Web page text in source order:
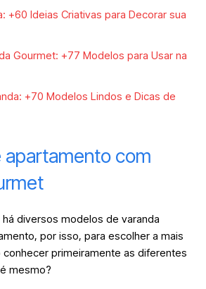
+60 Ideias Criativas para Decorar sua
Gourmet: +77 Modelos para Usar na
+70 Modelos Lindos e Dicas de
apartamento com
diversos modelos de varanda
por isso, para escolher a mais
primeiramente as diferentes
mesmo?